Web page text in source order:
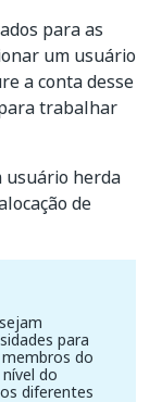
para as
um usuário
a conta desse
trabalhar
usuário herda
de
para
do
do
diferentes